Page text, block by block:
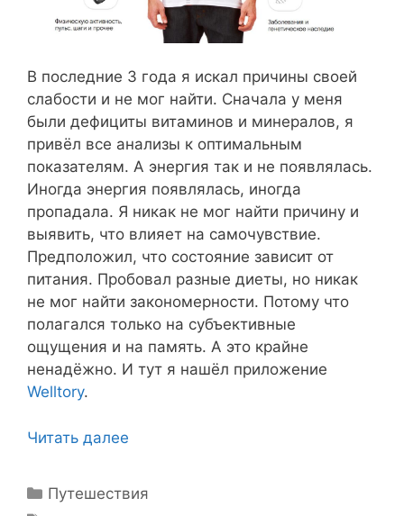
В последние 3 года я искал причины своей
слабости и не мог найти. Сначала у меня
были дефициты витаминов и минералов, я
привёл все анализы к оптимальным
показателям. А энергия так и не появлялась.
Иногда энергия появлялась, иногда
пропадала. Я никак не мог найти причину и
выявить, что влияет на самочувствие.
Предположил, что состояние зависит от
питания. Пробовал разные диеты, но никак
не мог найти закономерности. Потому что
полагался только на субъективные
ощущения и на память. А это крайне
ненадёжно. И тут я нашёл приложение
Welltory.
Читать далее
Рубрики
Путешествия